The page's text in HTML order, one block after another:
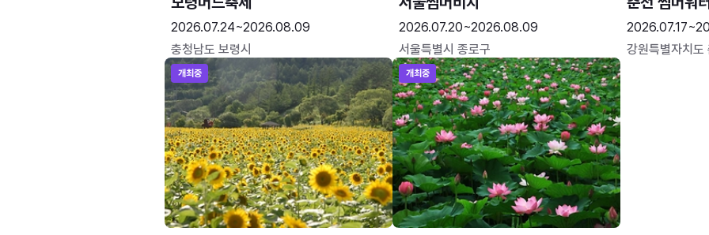
2026.07.24~2026.08.09
충청남도 보령시
2026.07.20~2026.08.09
서울특별시 종로구
강원특별자치도
개최중 개최중